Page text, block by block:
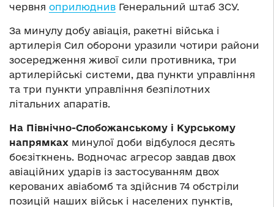
червня оприлюднив Генеральний штаб ЗСУ.
За минулу добу авіація, ракетні війська і
артилерія Сил оборони уразили чотири райони
зосередження живої сили противника, три
артилерійські системи, два пункти управління
та три пункти управління безпілотних
літальних апаратів.
На Північно-Слобожанському і Курському
напрямках минулої доби відбулося десять
боєзіткнень. Водночас агресор завдав двох
авіаційних ударів із застосуванням двох
керованих авіабомб та здійснив 74 обстріли
позицій наших військ і населених пунктів,